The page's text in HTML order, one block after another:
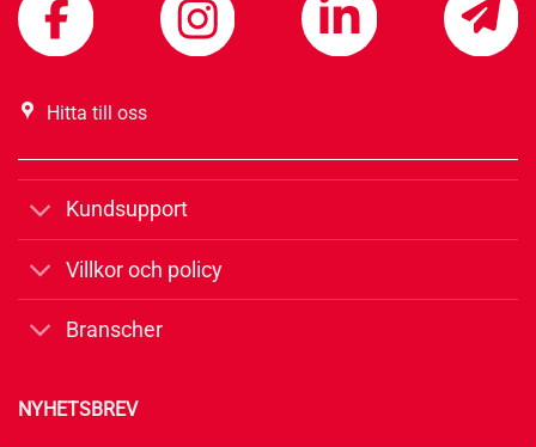
Hitta till oss
Kundsupport
Villkor och policy
Branscher
NYHETSBREV